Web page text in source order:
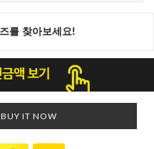
BUY IT NOW